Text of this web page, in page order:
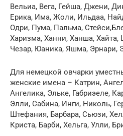
Вельиа, Вега, Гейша, Джени,
Ерика, Има, Жоли, Ильдаа,
Одри, Пума, Пальма,
Харизма, Ханни, Ханша,
Чезар, Юаника, Яшма, Эрнари,
Для немецкой овчарки
женские имена – Катрин,
Ангелика, Эльке, Габриэеле,
Элли, Сабина, Инги, Николь,
Штефания, Барбара, Сьюзи,
Криста, Барби, Хельга, Улли,